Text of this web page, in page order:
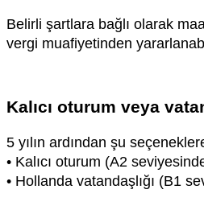
Belirli şartlara bağlı olarak
vergi muafiyetinden
Kalıcı oturum veya
5 yılın ardından şu
• Kalıcı oturum (A2
• Hollanda vatandaşlığı (B1